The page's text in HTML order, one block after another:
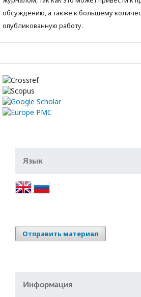
обсуждению, а также к большему
опубликованную работу.
Язык
Отправить материал
Информация